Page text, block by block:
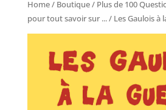
Home/ Boutique/ Plus de 100
pour tout savoir sur .../ Les Gaulois à